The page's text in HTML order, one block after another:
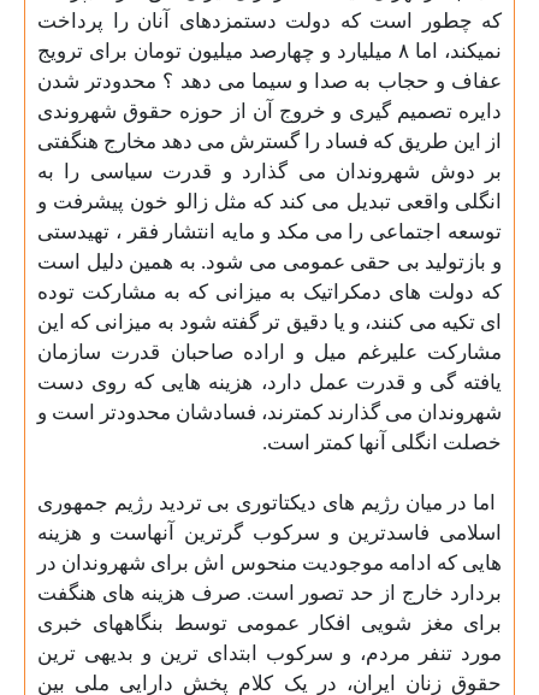
که چطور است که دولت دستمزدهای آنان را پرداخت
نمیکند، اما ۸ ميليارد و چهارصد ميليون تومان برای ترويج
عفاف و حجاب به صدا و سيما می دهد ؟ محدودتر شدن
دایره تصمیم گیری و خروج آن از حوزه حقوق شهروندی
از این طریق که فساد را گسترش می دهد مخارج هنگفتی
بر دوش شهروندان می گذارد و قدرت سیاسی را به
انگلی واقعی تبدیل می کند که مثل زالو خون پیشرفت و
توسعه اجتماعی را می مکد و مایه انتشار فقر ، تهیدستی
و بازتولید بی حقی عمومی می شود. به همین دلیل است
که دولت های دمکراتیک به میزانی که به مشارکت توده
ای تکیه می کنند، و یا دقیق تر گفته شود به میزانی که این
مشارکت علیرغم میل و اراده صاحبان قدرت سازمان
یافته گی و قدرت عمل دارد، هزینه هایی که روی دست
شهروندان می گذارند کمترند، فسادشان محدودتر است و
خصلت انگلی آنها کمتر است.
اما در میان رژیم های دیکتاتوری بی تردید رژیم جمهوری
اسلامی فاسدترین و سرکوب گرترین آنهاست و هزینه
هایی که ادامه موجودیت منحوس اش برای شهروندان در
بردارد خارج از حد تصور است. صرف هزینه های هنگفت
برای مغز شویی افکار عمومی توسط بنگاههای خبری
مورد تنفر مردم، و سرکوب ابتدای ترین و بدیهی ترین
حقوق زنان ایران، در یک کلام پخش دارایی ملی بین